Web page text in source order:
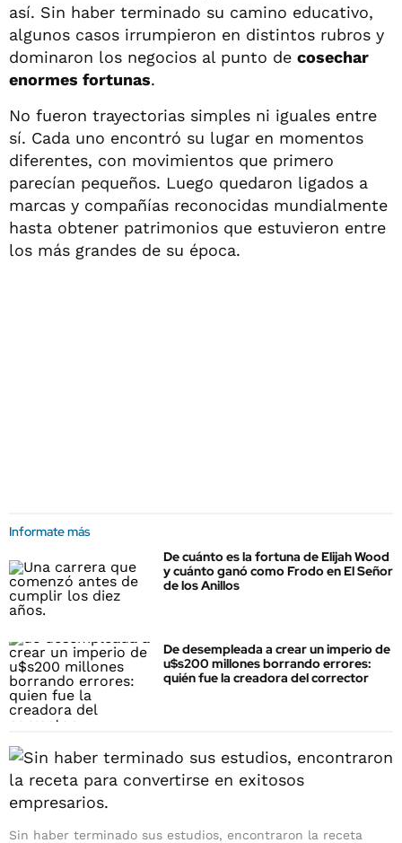
así. Sin haber terminado su camino educativo,
algunos casos irrumpieron en distintos rubros y
dominaron los negocios al punto de cosechar
enormes fortunas.
No fueron trayectorias simples ni iguales entre
sí. Cada uno encontró su lugar en momentos
diferentes, con movimientos que primero
parecían pequeños. Luego quedaron ligados a
marcas y compañías reconocidas mundialmente
hasta obtener patrimonios que estuvieron entre
los más grandes de su época.
Informate más
De cuánto es la fortuna de Elijah Wood
y cuánto ganó como Frodo en El Señor
de los Anillos
De desempleada a crear un imperio de
u$s200 millones borrando errores:
quién fue la creadora del corrector
Sin haber terminado sus estudios, encontraron la receta